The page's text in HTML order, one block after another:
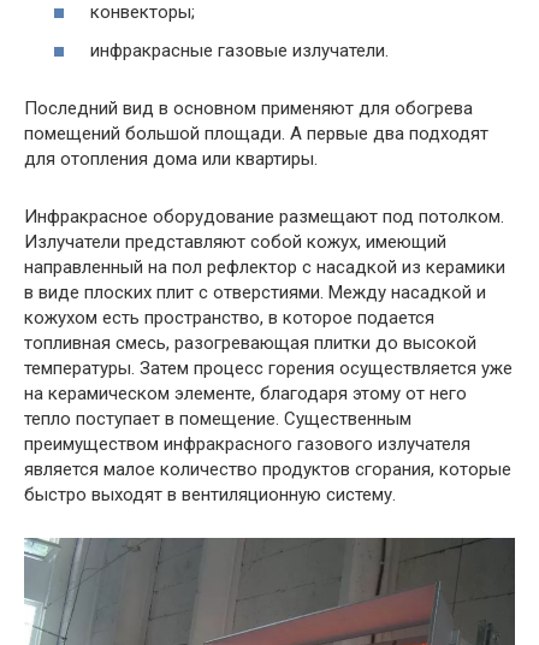
конвекторы;
инфракрасные газовые излучатели.
Последний вид в основном применяют для обогрева
помещений большой площади. А первые два подходят
для отопления дома или квартиры.
Инфракрасное оборудование размещают под потолком.
Излучатели представляют собой кожух, имеющий
направленный на пол рефлектор с насадкой из керамики
в виде плоских плит с отверстиями. Между насадкой и
кожухом есть пространство, в которое подается
топливная смесь, разогревающая плитки до высокой
температуры. Затем процесс горения осуществляется уже
на керамическом элементе, благодаря этому от него
тепло поступает в помещение. Существенным
преимуществом инфракрасного газового излучателя
является малое количество продуктов сгорания, которые
быстро выходят в вентиляционную систему.